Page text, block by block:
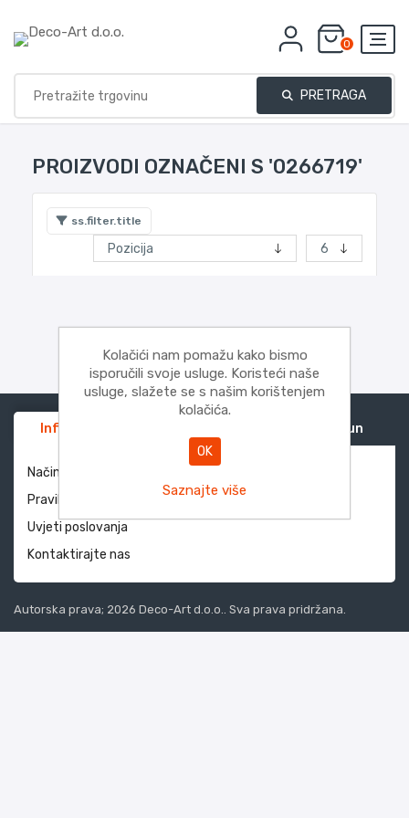
0
PRETRAGA
PROIZVODI OZNAČENI S '0266719'
ss.filter.title
Informacije Moj račun
Način dostave i povrati
Pravila privatnosti
Uvjeti poslovanja
Kontaktirajte nas
Autorska prava; 2026 Deco-Art d.o.o.. Sva prava pridržana.
Kolačići nam pomažu kako bismo
isporučili svoje usluge. Koristeći naše
usluge, slažete se s našim korištenjem
kolačića.
OK
Saznajte više